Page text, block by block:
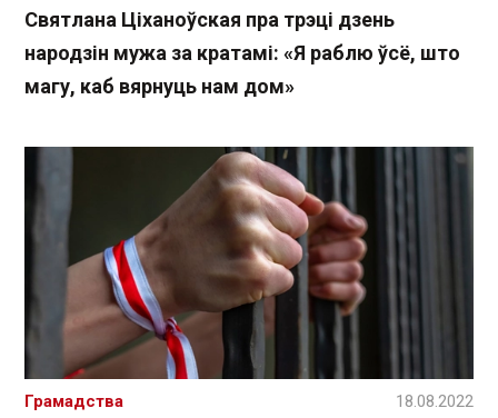
Святлана Ціханоўская пра трэці дзень
народзін мужа за кратамі: «Я раблю ўсё, што
магу, каб вярнуць нам дом»
Грамадства 18.08.2022